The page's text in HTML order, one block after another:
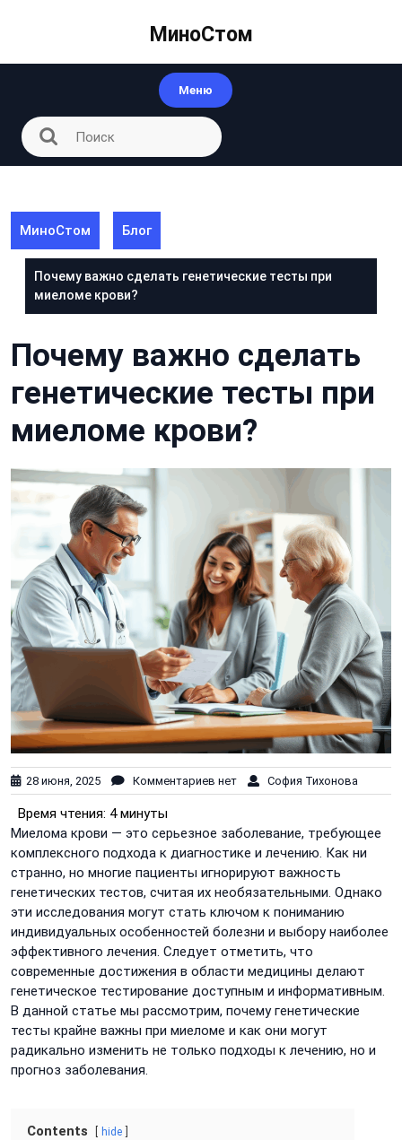
МиноСтом
Меню
МиноСтом Блог
Почему важно сделать генетические тесты при
миеломе крови?
Почему важно сделать
генетические тесты при
миеломе крови?
28 июня, 2025 Комментариев нет София Тихонова
Время чтения: 4 минуты
Миелома крови — это серьезное заболевание, требующее
комплексного подхода к диагностике и лечению. Как ни
странно, но многие пациенты игнорируют важность
генетических тестов, считая их необязательными. Однако
эти исследования могут стать ключом к пониманию
индивидуальных особенностей болезни и выбору наиболее
эффективного лечения. Следует отметить, что
современные достижения в области медицины делают
генетическое тестирование доступным и информативным.
В данной статье мы рассмотрим, почему генетические
тесты крайне важны при миеломе и как они могут
радикально изменить не только подходы к лечению, но и
прогноз заболевания.
Contents hide